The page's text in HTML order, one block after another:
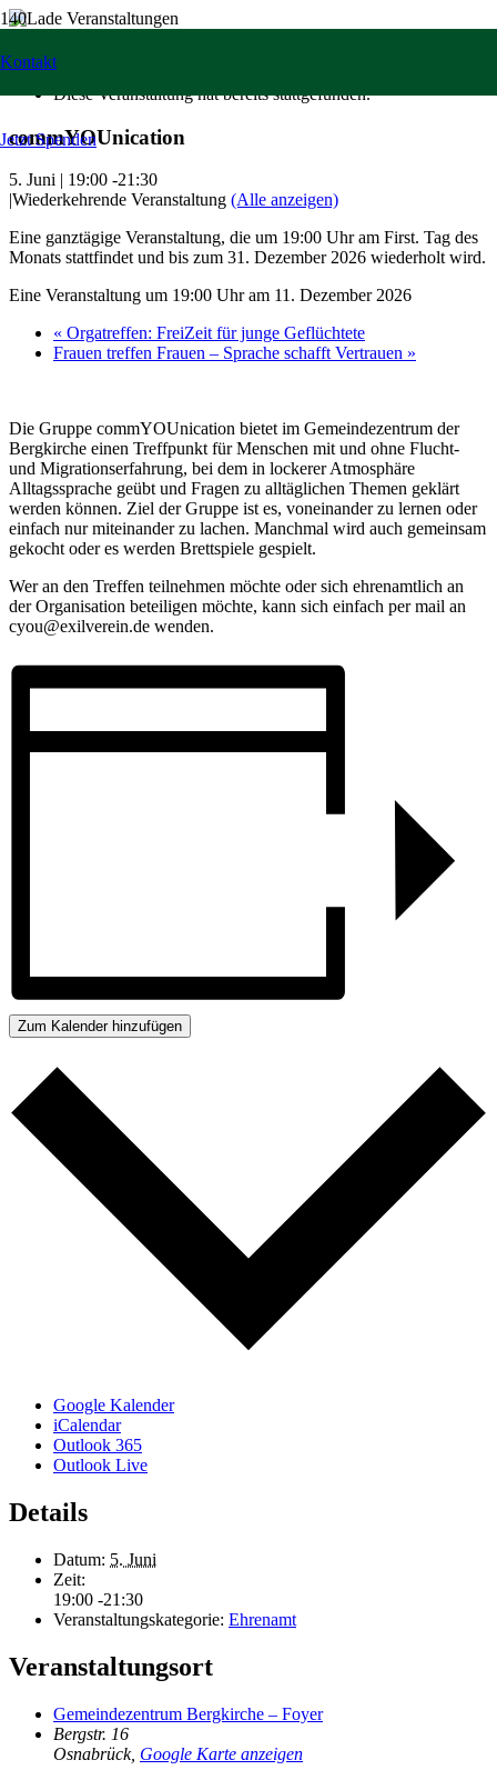
Kontakt
Jetzt Spenden
« Alle Veranstaltungen
Diese Veranstaltung hat bereits stattgefunden.
commYOUnication
5. Juni | 19:00 -21:30
|Wiederkehrende Veranstaltung (Alle anzeigen)
Eine ganztägige Veranstaltung, die um 19:00 Uhr am First. Tag des
Monats stattfindet und bis zum 31. Dezember 2026 wiederholt wird.
Eine Veranstaltung um 19:00 Uhr am 11. Dezember 2026
« Orgatreffen: FreiZeit für junge Geflüchtete
Frauen treffen Frauen – Sprache schafft Vertrauen »
Die Gruppe commYOUnication bietet im Gemeindezentrum der
Bergkirche einen Treffpunkt für Menschen mit und ohne Flucht-
und Migrationserfahrung, bei dem in lockerer Atmosphäre
Alltagssprache geübt und Fragen zu alltäglichen Themen geklärt
werden können. Ziel der Gruppe ist es, voneinander zu lernen oder
einfach nur miteinander zu lachen. Manchmal wird auch gemeinsam
gekocht oder es werden Brettspiele gespielt.
Wer an den Treffen teilnehmen möchte oder sich ehrenamtlich an
der Organisation beteiligen möchte, kann sich einfach per mail an
cyou@exilverein.de wenden.
Zum Kalender hinzufügen
Google Kalender
iCalendar
Outlook 365
Outlook Live
Details
Datum: 5. Juni
Zeit:
19:00 -21:30
Veranstaltungskategorie: Ehrenamt
Veranstaltungsort
Gemeindezentrum Bergkirche – Foyer
Bergstr. 16
Osnabrück, Google Karte anzeigen